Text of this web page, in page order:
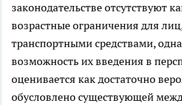
законодательстве отсутствуют
возрастные ограничения для
транспортными средствами,
возможность их введения в
оценивается как достаточно
обусловлено существующей